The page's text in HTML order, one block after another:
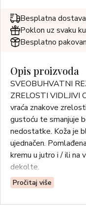
Besplatna
Poklon uz svaku
Besplatno
Opis proizvoda
SVEOBUHVATNI
ZRELOSTI VIDLJIVI
vraća znakove
gustoću te smanjuje
nedostatke. Koža je
ujednačen.
kremu u jutro i / ili na
dekolte.
Pročitaj više